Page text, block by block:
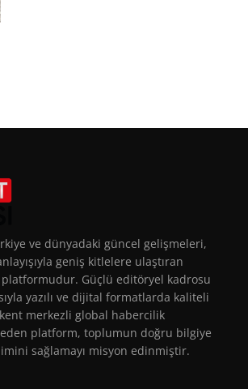
ve dünyadaki güncel gelişmeleri,
geniş kitlelere ulaştıran
platformudur. Güçlü editöryel kadrosu
yazılı ve dijital formatlarda kaliteli
merkezli global habercilik
platform, toplumun doğru bilgiye
sağlamayı misyon edinmiştir.